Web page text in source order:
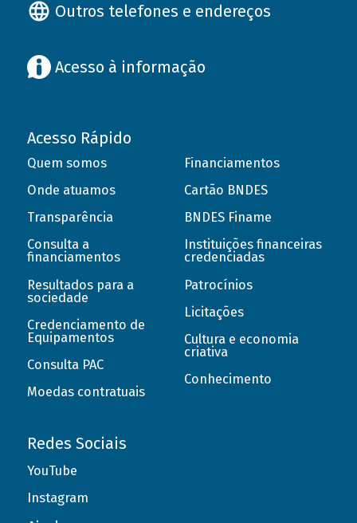
Outros telefones e endereços
Acesso à informação
Acesso Rápido
Quem somos
Onde atuamos
Transparência
Consulta a
financiamentos
Resultados para a
sociedade
Credenciamento de
Equipamentos
Consulta PAC
Moedas contratuais
Financiamentos
Cartão BNDES
BNDES Finame
Instituições financeiras
credenciadas
Patrocínios
Licitações
Cultura e economia
criativa
Conhecimento
Redes Sociais
YouTube
Instagram